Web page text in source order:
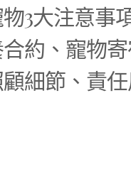
3大注意事
約、寵物
細節、責